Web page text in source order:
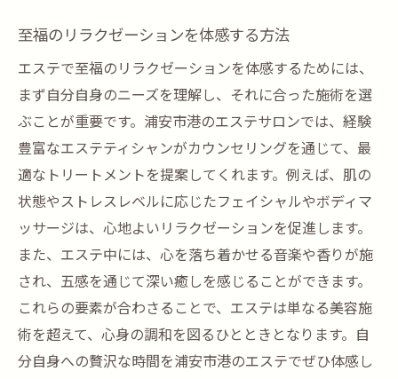
心を落ち着かせるエステの秘密
浦安市港のエステで心身リフレッシュの贅沢
エステで心と体をリフレッシュする方法
贅沢な時間が心身にもたらす効果
浦安市港のエステで得る新たな活力
疲れを癒すリラクゼーションの魅力
エステを通じて心の健康を保つ
心身のリフレッシュに最適なエステ体験
プロフェッショナルがもたらす安心感
浦安市港のエステで受ける熟練の技
エステティシャンの手技が肌に与える影響
至福のリラクゼーションを体感する方法
エステで至福のリラクゼーションを体感するためには、
まず自分自身のニーズを理解し、それに合った施術を選
ぶことが重要です。浦安市港のエステサロンでは、経験
豊富なエステティシャンがカウンセリングを通じて、最
適なトリートメントを提案してくれます。例えば、肌の
状態やストレスレベルに応じたフェイシャルやボディマ
ッサージは、心地よいリラクゼーションを促進します。
また、エステ中には、心を落ち着かせる音楽や香りが施
され、五感を通じて深い癒しを感じることができます。
これらの要素が合わさることで、エステは単なる美容施
術を超えて、心身の調和を図るひとときとなります。自
分自身への贅沢な時間を浦安市港のエステでぜひ体感し